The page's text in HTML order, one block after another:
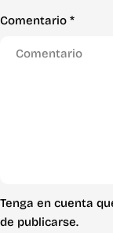
Comentario *
Tenga en cuenta
de publicarse.